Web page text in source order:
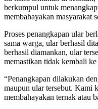
berkumpul untuk
membahayakan masyarakat
Proses penangkapan ular
sama warga, ular berhasil
berhasil diamankan, ular
memastikan tidak kembali
“Penangkapan dilakukan
maupun ular tersebut. Kami
membahayakan ternak atau